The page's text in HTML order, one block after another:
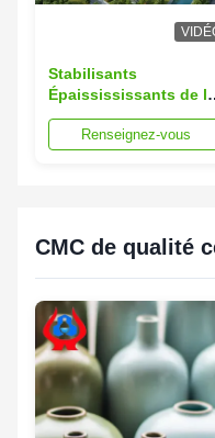
Stabilisants
Épaissississants de la
pâte Degré de
substitution d'au
Renseignez-vous
CMC de qualité